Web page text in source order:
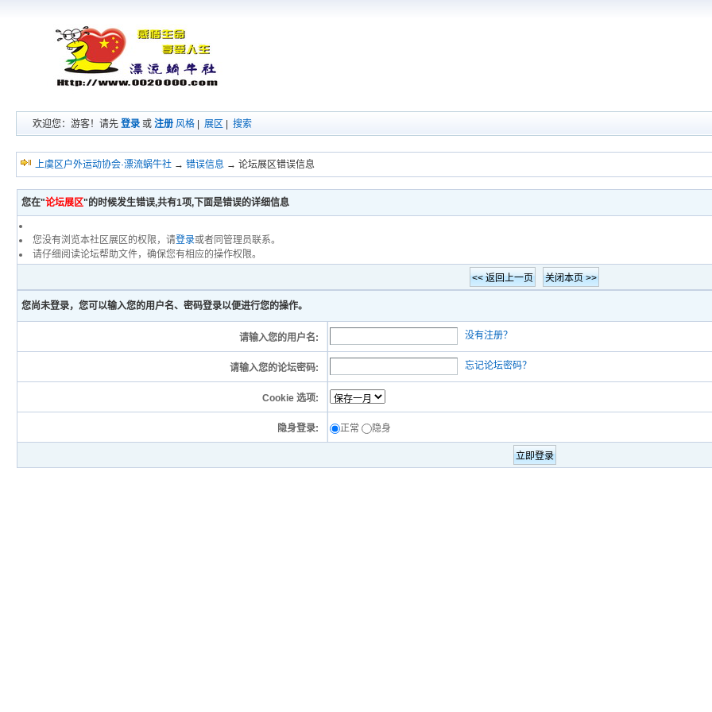
欢迎您：游客！请先登录 或注册 风格 |展区 |搜索
上虞区户外运动协会·漂流蜗牛社 →错误信息 → 论坛展区错误信息
您在"论坛展区"的时候发生错误,共有1项,下面是错误的详细信息
您没有浏览本社区展区的权限，请登录或者同管理员联系。
请仔细阅读论坛帮助文件，确保您有相应的操作权限。
您尚未登录，您可以输入您的用户名、密码登录以便进行您的操作。
请输入您的用户名: 没有注册？
请输入您的论坛密码: 忘记论坛密码？
Cookie 选项:
隐身登录: 正常 隐身